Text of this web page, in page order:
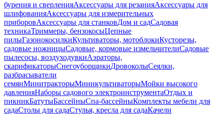
бурения и сверленияАксессуары для резанияАксессуары для
шлифованияАксессуары для измерительных
приборовАксессуары для станковДом и садСадовая
техникаТриммеры, бензокосыЦепные
пилыГазонокосилкиКультиваторы, мотоблокиКусторезы,
садовые ножницыСадовые, кормовые измельчителиСадовые
пылесосы, воздуходувкиАэраторы,
скарификаторыСнегоуборщикиДровоколыСеялки,
разбрасыватели
семянМинитракторыМиникультиваторыМойки высокого
давленияНаборы садового электроинструментаОтдых и
пикникБатутыБассейныСпа-бассейныКомплекты мебели для
садаСтолы для садаСтулья, кресла для садаКачели